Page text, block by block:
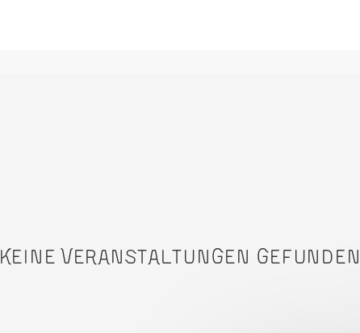
Keine Veranstaltungen gefunden